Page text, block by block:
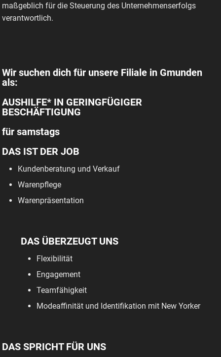
maßgeblich für die Steuerung des Unternehmenserfolgs
verantwortlich.
Wir suchen dich für unsere Filiale in Gmunden
als:
AUSHILFE* IN GERINGFÜGIGER
BESCHÄFTIGUNG
für samstags
DAS IST DER JOB
Kundenberatung und Verkauf
Warenpflege
Warenpräsentation
DAS ÜBERZEUGT UNS
Flexibilität
Engagement
Teamfähigkeit
Modeaffinität und Identifikation mit New Yorker
DAS SPRICHT FÜR UNS